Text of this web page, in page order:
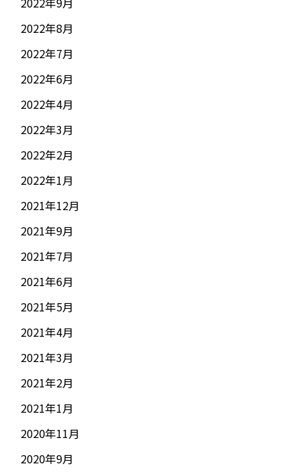
2022年8月
2022年7月
2022年6月
2022年4月
2022年3月
2022年2月
2022年1月
2021年12月
2021年9月
2021年7月
2021年6月
2021年5月
2021年4月
2021年3月
2021年2月
2021年1月
2020年11月
2020年9月